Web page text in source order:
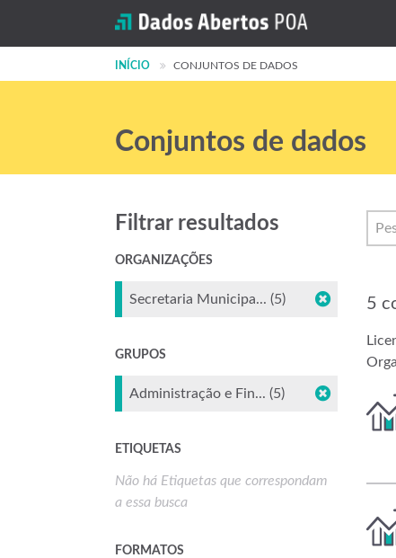
INÍCIO CONJUNTOS DE DADOS
Conjuntos de dados
5
Filtrar resultados
ORGANIZAÇÕES
Secretaria Municipa... (5)
GRUPOS
Administração e Fin... (5)
ETIQUETAS
Não há Etiquetas que correspondam
a essa busca
FORMATOS